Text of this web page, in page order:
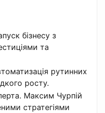
бізнесу з
та
рутинних
росту.
Максим Чурпій
стратегіями